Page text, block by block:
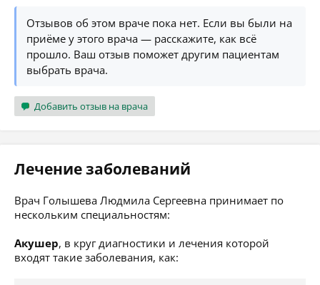
Отзывов об этом враче пока нет. Если вы были на
приёме у этого врача — расскажите, как всё
прошло. Ваш отзыв поможет другим пациентам
выбрать врача.
Добавить отзыв на врача
Лечение заболеваний
Врач Голышева Людмила Сергеевна принимает по
нескольким специальностям:
Акушер, в круг диагностики и лечения которой
входят такие заболевания, как: